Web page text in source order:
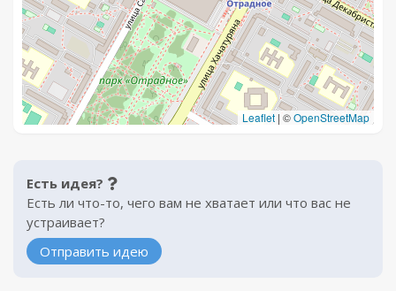
Leaflet | ©OpenStreetMap
Есть идея?
Есть ли что-то, чего вам не хватает или что вас не
устраивает?
Отправить идею